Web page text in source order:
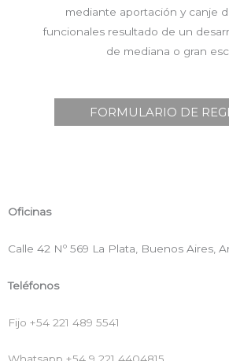
mediante aportación y canje
funcionales resultado de un
de mediana o gran
FORMULARIO DE
Oficinas
Calle 42 Nº 569 La Plata, Buenos Aires,
Teléfonos
Fijo +54 221 489 5541